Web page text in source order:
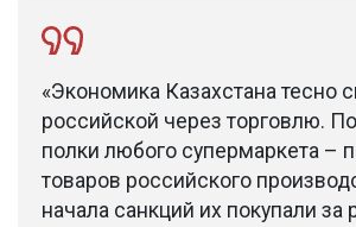
«Экономика Казахстана тесно
российской через торговлю.
полки любого супермаркета –
товаров российского
начала санкций их покупали за